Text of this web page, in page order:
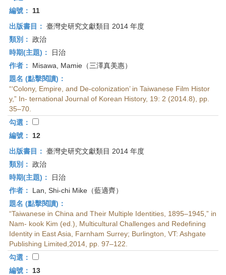
編號：
11
出版書目： 臺灣史研究文獻類目 2014 年度
類別： 政治
時期(主題)：
日治
作者：
Misawa, Mamie（三澤真美惠）
題名 (點擊閱讀)：
“‘Colony, Empire, and De-colonization’ in Taiwanese Film Histor
y,” In- ternational Journal of Korean History, 19: 2 (2014.8), pp.
35–70.
勾選：
編號：
12
出版書目： 臺灣史研究文獻類目 2014 年度
類別： 政治
時期(主題)：
日治
作者：
Lan, Shi-chi Mike（藍適齊）
題名 (點擊閱讀)：
“Taiwanese in China and Their Multiple Identities, 1895–1945,” in
Nam- kook Kim (ed.), Multicultural Challenges and Redefining
Identity in East Asia, Farnham Surrey; Burlington, VT: Ashgate
Publishing Limited,2014, pp. 97–122.
勾選：
編號：
13